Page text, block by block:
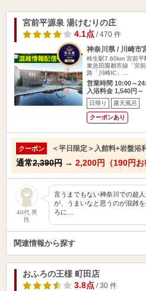
宮前平源泉 湯けむりの庄
4.1点/ 470 件
神奈川県 / 川崎市
柿生駅7.60km 宮前平
東急田園都市線「宮
路「川崎IC」…
営業時間 10:00～
入浴料金 1,540円～
日帰り 露天風呂
クーポンあり
クーポン ＜平日限定＞入館料+岩盤浴
通常2,390円 → 2,200円（190円お
40代 男
性
言うまでもない神奈川での超
が、うまいなと思うのが混雑
ろに…
関連情報から探す
おふろの王様 町田店
3.8点/ 30 件